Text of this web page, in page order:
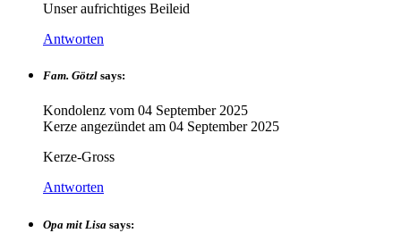
Unser aufrichtiges Beileid
Antworten
Fam. Götzl says:
Kondolenz vom 04 September 2025
Kerze angezündet am 04 September 2025
Kerze-Gross
Antworten
Opa mit Lisa says: